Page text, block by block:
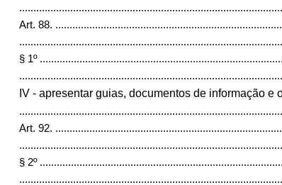
Art. 88.
§ 1º
IV - apresentar guias, documentos de informação
Art. 92.
§ 2º